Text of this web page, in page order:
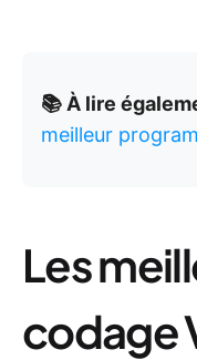
📚 À lire
meilleur
Les
codage